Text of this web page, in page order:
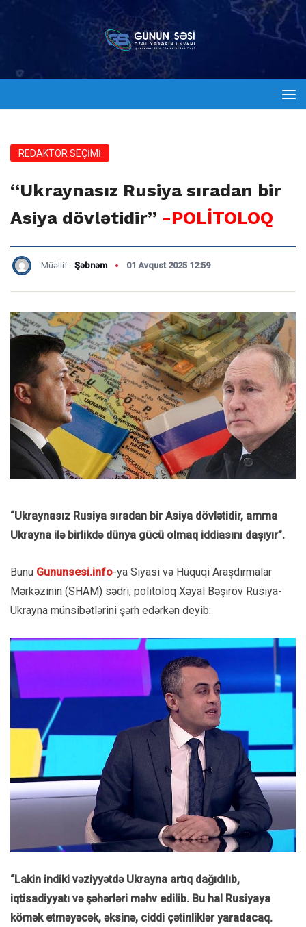
REDAKTOR SEÇİMİ
“Ukraynasız Rusiya sıradan bir
Asiya dövlətidir” -POLİTOLOQ
Müəllif: Şəbnəm 01 Avqust 2025 12:59
“Ukraynasız Rusiya sıradan bir Asiya dövlətidir, amma
Ukrayna ilə birlikdə dünya gücü olmaq iddiasını daşıyır”.
Bunu Gununsesi.info-ya Siyasi və Hüquqi Araşdırmalar
Mərkəzinin (SHAM) sədri, politoloq Xəyal Bəşirov Rusiya-
Ukrayna münsibətlərini şərh edərkən deyib:
“Lakin indiki vəziyyətdə Ukrayna artıq dağıdılıb,
iqtisadiyyatı və şəhərləri məhv edilib. Bu hal Rusiyaya
kömək etməyəcək, əksinə, ciddi çətinliklər yaradacaq.